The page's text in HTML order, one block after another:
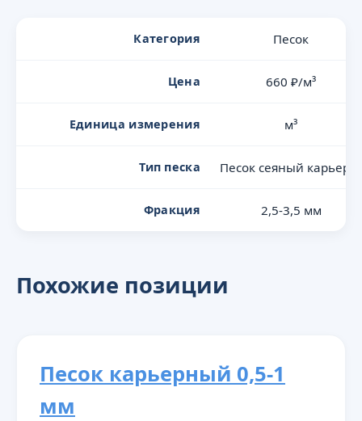
Категория Песок
Цена 660 ₽/м³
Единица измерения м³
Тип песка Песок сеяный
Фракция 2,5-3,5 мм
Похожие позиции
Песок карьерный 0,5-1
мм